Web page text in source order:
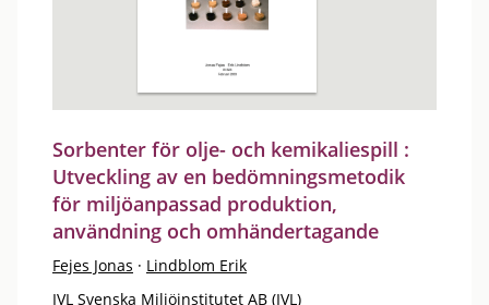
Sorbenter för olje- och kemikaliespill :
Utveckling av en bedömningsmetodik
för miljöanpassad produktion,
användning och omhändertagande
Fejes Jonas · Lindblom Erik
IVL Svenska Miljöinstitutet AB (IVL)